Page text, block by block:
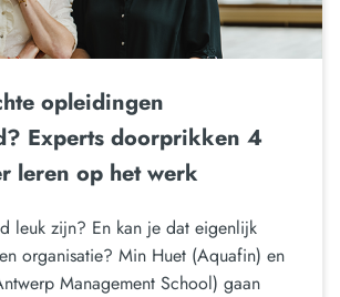
opleidingen
Experts doorprikken 4
leren op het werk
leuk zijn? En kan je dat eigenlijk
organisatie? Min Huet (Aquafin) en
Management School) gaan